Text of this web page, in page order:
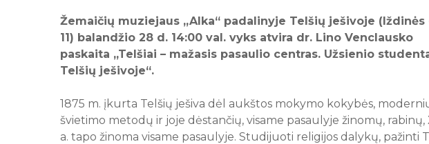
Žemaičių muziejaus „Alka“ padalinyje Telšių ješivoje (Iždinės
11) balandžio 28 d. 14:00 val. vyks atvira dr. Lino Venclausko
paskaita „Telšiai – mažasis pasaulio centras. Užsienio
Telšių ješivoje“.
1875 m. įkurta Telšių ješiva dėl aukštos mokymo kokybės,
švietimo metodų ir joje dėstančių, visame pasaulyje žinomų, rabinų,
a. tapo žinoma visame pasaulyje. Studijuoti religijos dalykų, pažinti